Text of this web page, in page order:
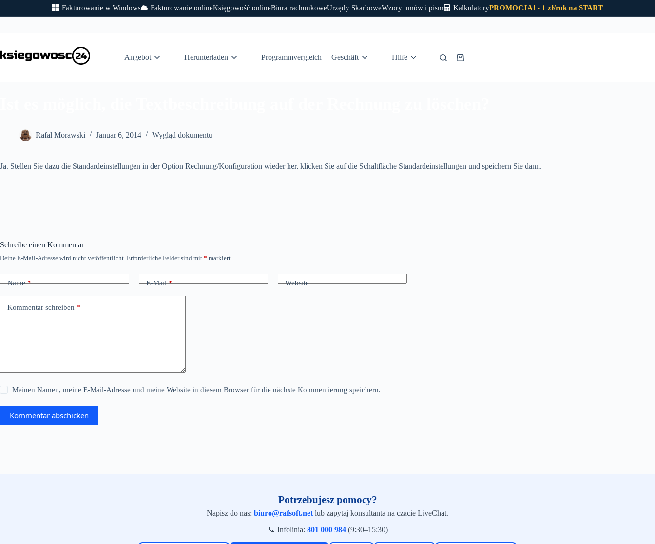
Fakturowanie w Windows Fakturowanie onlineKsięgowość onlineBiura rachunkoweUrzędy SkarboweWzory umów i pism KalkulatoryPROMOCJA! - 1 zł/rok na START
Angebot Herunterladen Programmvergleich Geschäft Hilfe Warenkorb
Rafal Morawski Januar 6, 2014 Wygląd dokumentu
Ja. Stellen Sie dazu die Standardeinstellungen in der Option Rechnung/Konfiguration wieder her, klicken Sie auf die Schaltfläche Standardeinstellungen und speichern Sie dann.
Schreibe einen Kommentar
Deine E-Mail-Adresse wird nicht veröffentlicht. Erforderliche Felder sind mit * markiert
Name* E-Mail* Website
Kommentar schreiben *
Meinen Namen, meine E-Mail-Adresse und meine Website in diesem Browser für die nächste Kommentierung speichern.
Kommentar abschicken
Potrzebujesz pomocy?
Napisz do nas: biuro@rafsoft.net lub zapytaj konsultanta na czacie LiveChat.
📞 Infolinia: 801 000 984(9:30–15:30)